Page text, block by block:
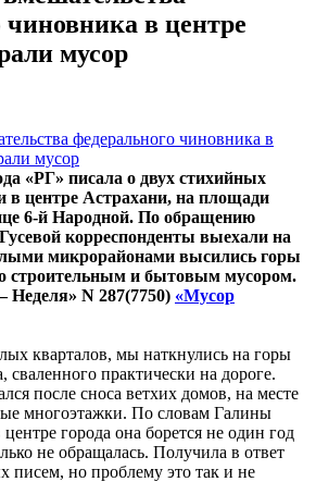
чиновника в центре
мусор
«РГ» писала о двух стихийных
в центре Астрахани, на площади
6-й Народной. По обращению
корреспонденты выехали на
микрорайонами высились горы
строительным и бытовым мусором.
Неделя» N 287(7750) «Мусор
кварталов, мы наткнулись на горы
сваленного практически на дороге.
после сноса ветхих домов, на месте
многоэтажки. По словам Галины
города она борется не один год
не обращалась. Получила в ответ
писем, но проблему это так и не